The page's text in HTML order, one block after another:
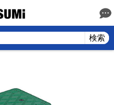
検索